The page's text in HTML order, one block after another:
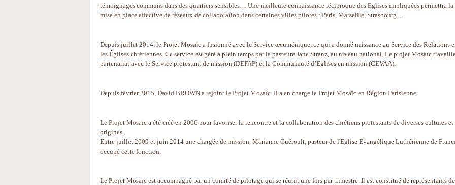
témoignages communs dans des quartiers sensibles… Une meilleure connaissance réciproque des Eglises impliquées permettra la
mise en place effective de réseaux de collaboration dans certaines villes pilotes : Paris, Marseille, Strasbourg…
Depuis juillet 2014, le Projet Mosaïc a fusionné avec le Service œcuménique, ce qui a donné naissance au Service des Relations
les Églises chrétiennes. Ce service est géré à plein temps par la pasteure Jane Stranz, au niveau national. Le projet Mosaïc
partenariat avec le Service protestant de mission (DEFAP) et la Communauté d’Eglises en mission (CEVAA).
Depuis février 2015, David BROWN a rejoint le Projet Mosaïc. Il a en charge le Projet Mosaïc en Région Parisienne.
Le Projet Mosaïc a été créé en 2006 pour favoriser la rencontre et la collaboration des chrétiens protestants de diverses cultures et
origines.
Entre juillet 2009 et juin 2014 une chargée de mission, Marianne Guéroult, pasteur de l'Eglise Evangélique Luthérienne de
occupé cette fonction.
Le Projet Mosaïc est accompagné par un comité de pilotage qui se réunit une fois par trimestre. Il est constitué de représentants de